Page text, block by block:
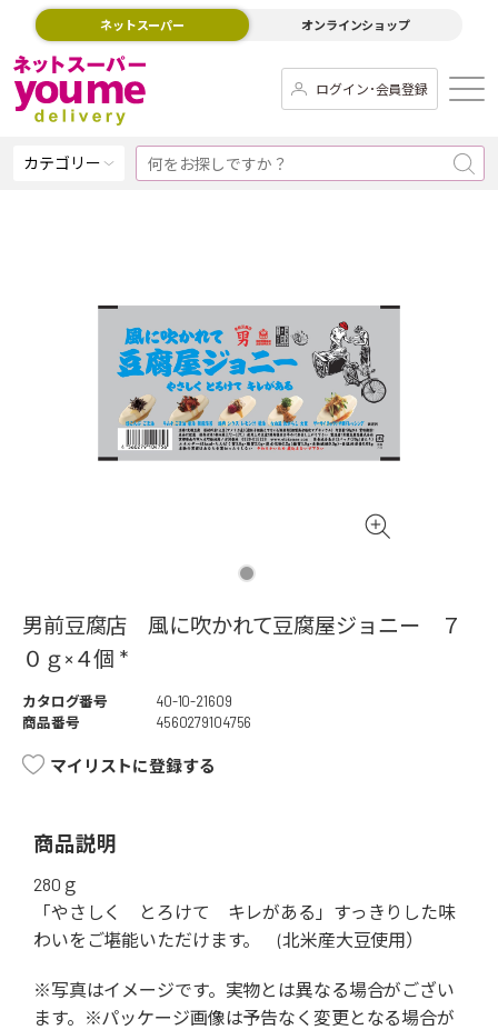
ネットスーパー オンラインショップ
ログイン･会員登録
カテゴリー
男前豆腐店 風に吹かれて豆腐屋ジョニー ７
０ｇ×４個 *
カタログ番号
40-10-21609
商品番号
4560279104756
マイリストに登録する
商品説明
280ｇ
「やさしく とろけて キレがある」すっきりした味
わいをご堪能いただけます。 (北米産大豆使用）
※写真はイメージです。実物とは異なる場合がござい
ます。※パッケージ画像は予告なく変更となる場合が